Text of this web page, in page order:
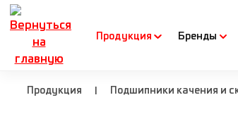
к основному содержанию
Перейти к поиску
Перейти к основной навигации
Продукция Бренды
Продукция | Подшипники качения и